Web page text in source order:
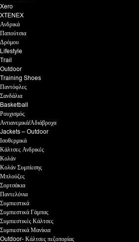
Xero
XTENEX
Ανδρικά
Παπούτσια
Δρόμου
Lifestyle
Trail
Outdoor
Training Shoes
Παντόφλες
Σανδάλια
Basketball
Ρουχισμός
Αντιανεμικά/Αδιάβροχα
Jackets – Outdoor
Ισοθερμικά
Κάλτσες Ανδρικές
Κολάν
Κολάν Συμπίεσης
Μπλούζες
Σορτσάκια
Παντελόνια
Συμπιεστικά
Συμπιεστικά Γάμπας
Συμπιεστικές Κάλτσες
Συμπιεστικά Μανίκια
Outdoor- Κάλτσες πεζοπορίας